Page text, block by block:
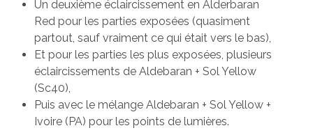
Un deuxième éclaircissement en Alderbaran
Red pour les parties exposées (quasiment
partout, sauf vraiment ce qui était vers le bas),
Et pour les parties les plus exposées, plusieurs
éclaircissements de Aldebaran + Sol Yellow
(Sc40),
Puis avec le mélange Aldebaran + Sol Yellow +
Ivoire (PA) pour les points de lumières.